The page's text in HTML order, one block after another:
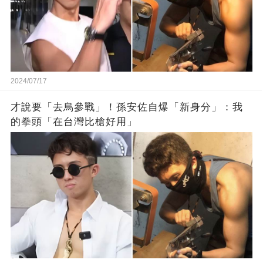
2024/07/17
才說要「去烏參戰」！孫安佐自爆「新身分」：我
的拳頭「在台灣比槍好用」